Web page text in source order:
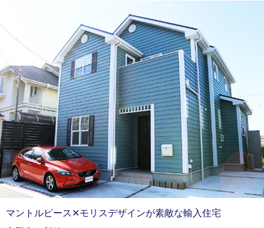
マントルピース✕モリスデザインが素敵な輸入住宅